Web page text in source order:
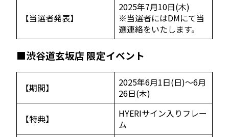
【当選者発表】
2025年7月10日(木)
※当選者にはDMにて当
選連絡をいたします。
■渋谷道玄坂店 限定イベント
【期間】
2025年6月1日(日)～6月
26日(木)
【特典】
HYERIサイン入りフレー
ム